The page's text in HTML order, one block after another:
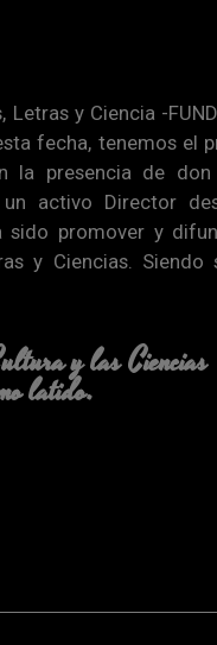
y Ciencia -
fecha, tenemos el
la presencia de don
activo Director
sido promover y
y Ciencias. Siendo
y las Ciencias
latido.